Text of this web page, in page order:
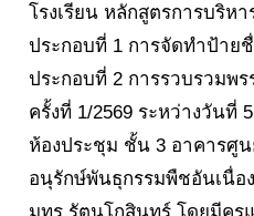
โรงเรียน หลักสูตรการบริห
ประกอบที่ 1 การจัดทำป้าย
ประกอบที่ 2 การรวบรวมพ
ครั้งที่ 1/2569 ระหว่างวันที่
ห้องประชุม ชั้น 3 อาคารศู
อนุรักษ์พันธุกรรมพืชอันเนื่อ
มทร.รัตนโกสินทร์ โดยมีครู